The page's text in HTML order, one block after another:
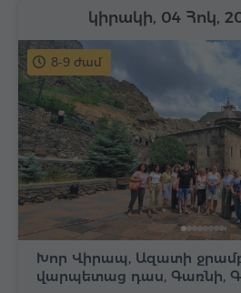
8-9 ժամ
Խոր Վիրապ, Ազատի
վարպետաց դաս, Գառնի,
կիրակի, 04 Հոկ,